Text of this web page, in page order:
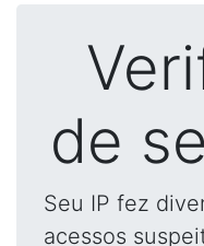
de
Seu IP fez
acessos